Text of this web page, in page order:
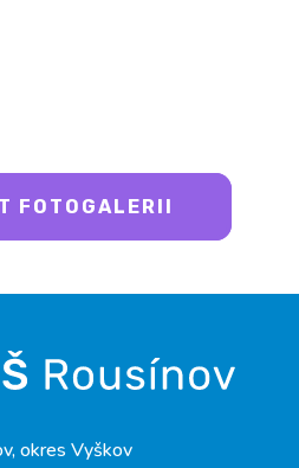
FOTOGALERII
okres Vyškov